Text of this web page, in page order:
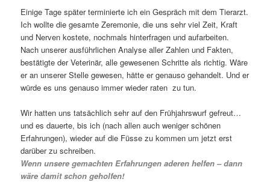
Einige Tage später terminierte ich ein Gespräch mit dem Tierarzt.
Ich wollte die gesamte Zeremonie, die uns sehr viel Zeit, Kraft
und Nerven kostete, nochmals hinterfragen und aufarbeiten.
Nach unserer ausführlichen Analyse aller Zahlen und Fakten,
bestätigte der Veterinär, alle gewesenen Schritte als richtig. Wäre
er an unserer Stelle gewesen, hätte er genauso gehandelt. Und er
würde es uns genauso immer wieder raten zu tun.
Wir hatten uns tatsächlich sehr auf den Frühjahrswurf gefreut…
und es dauerte, bis ich (nach allen auch weniger schönen
Erfahrungen), wieder auf die Füsse zu kommen um jetzt erst
darüber zu schreiben.
Wenn unsere gemachten Erfahrungen aderen helfen – dann
wäre damit schon geholfen!